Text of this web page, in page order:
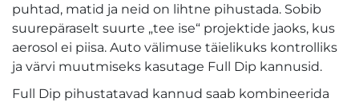
puhtad, matid ja neid on lihtne pihustada. Sobib
suurepäraselt suurte „tee ise“ projektide jaoks, kus
aerosol ei piisa. Auto välimuse täielikuks kontrolliks
ja värvi muutmiseks kasutage Full Dip kannusid.
Full Dip pihustatavad kannud saab kombineerida